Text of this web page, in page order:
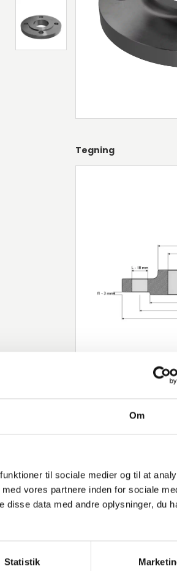
Om
til sociale medier og til at
vores partnere inden for sociale
disse data med andre oplysninger, du
Statistik
Tegning